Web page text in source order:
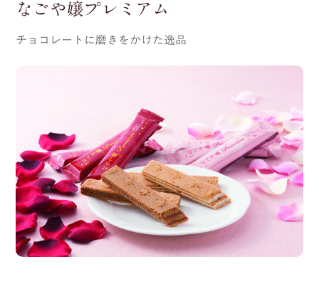
なごや嬢プレミアム
チョコレートに磨きをかけた逸品